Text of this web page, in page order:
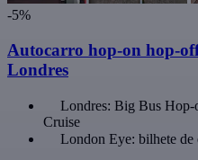
-5%
Autocarro hop-on hop-
Londres
Londres: Big Bus
Cruise
London Eye: bilhete de